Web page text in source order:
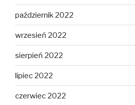
październik 2022
wrzesień 2022
sierpień 2022
lipiec 2022
czerwiec 2022